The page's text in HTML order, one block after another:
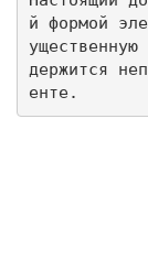
й формой
держится
енте.